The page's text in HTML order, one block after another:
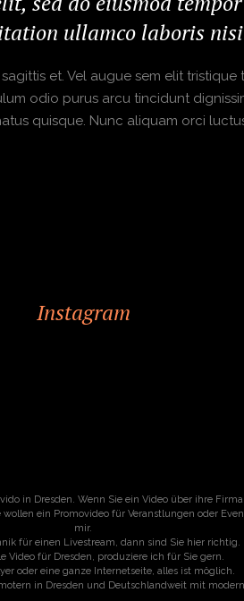
ullamco laboris
et. Vel augue sem elit
odio purus arcu tincidunt
quisque. Nunc aliquam orci
Instagram
in Dresden. Wenn Sie ein Video über ihre
ein Promovideo für Veranstlungen oder
mir.
für einen Livestream, dann sind Sie hier richtig.
Video für Dresden, produziere ich für Sie gern.
oder eine ganze Internetseite, alles ist möglich.
in Dresden und Deutschlandweit mit